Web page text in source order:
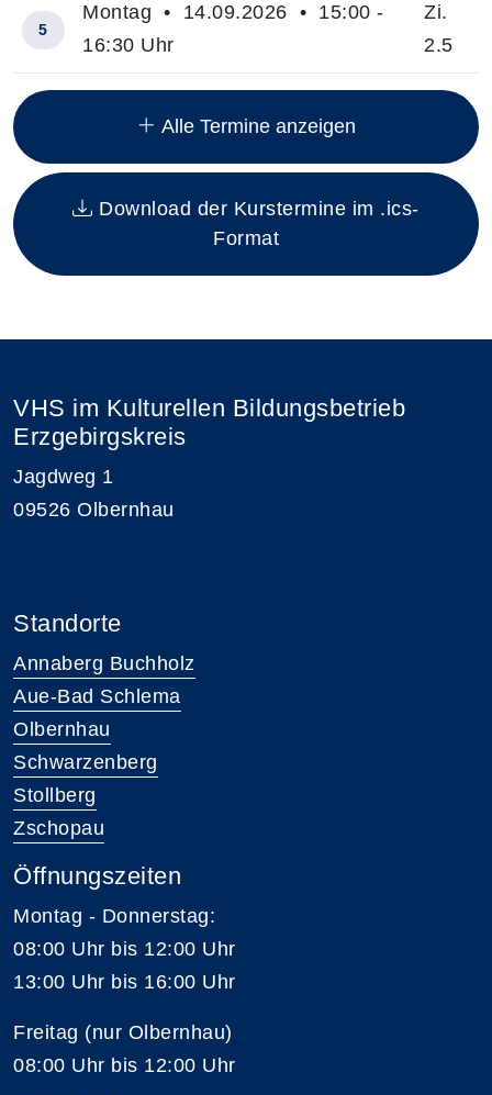
Insgesamt gibt es 18 Termine zum diesen Kurs
5
Montag • 14.09.2026 • 15:00 -
16:30 Uhr
Zi.
2.5
Alle Termine anzeigen
Download der Kurstermine im .ics-
Format
VHS im Kulturellen Bildungsbetrieb
Erzgebirgskreis
Jagdweg 1
09526 Olbernhau
Standorte
Annaberg Buchholz
Aue-Bad Schlema
Olbernhau
Schwarzenberg
Stollberg
Zschopau
Öffnungszeiten
Montag - Donnerstag:
08:00 Uhr bis 12:00 Uhr
13:00 Uhr bis 16:00 Uhr
Freitag (nur Olbernhau)
08:00 Uhr bis 12:00 Uhr